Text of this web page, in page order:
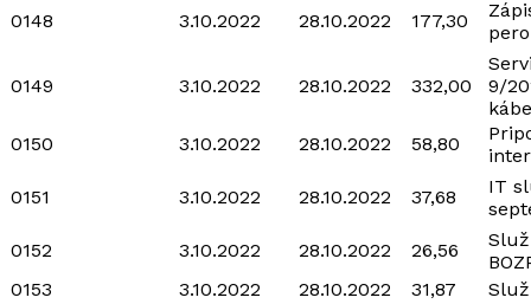
0148 3.10.2022 28.10.2022 177,30
0149 3.10.2022 28.10.2022 332,00
9/
0150
3.10.2022 28.10.2022 58,80
0151
3.10.2022 28.10.2022 37,68
IT
0152
3.10.2022 28.10.2022 26,56
0153
3.10.2022 28.10.2022 31,87